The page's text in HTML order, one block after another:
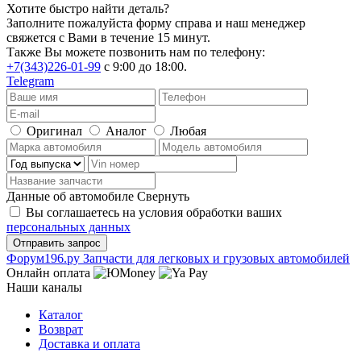
Хотите быстро найти деталь?
Заполните пожалуйста форму справа и наш менеджер
свяжется с Вами в течение 15 минут.
Также Вы можете позвонить нам по телефону:
+7(343)226-01-99 с 9:00 до 18:00.
Telegram
Оригинал Аналог Любая
Данные об автомобиле Свернуть
Вы соглашаетесь на условия обработки ваших
персональных данных
Фoрум196.ру Запчасти для легковых и грузовых автомобилей
Онлайн оплата
Наши каналы
Каталог
Возврат
Доставка и оплата